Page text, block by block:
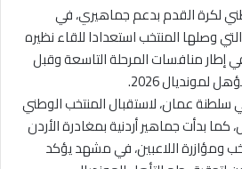
لكرة القدم بدعم جماهيري، في
وصلها المنتخب استعدادا للقاء نظيره
إطار منافسات المرحلة التاسعة وقبل
لمونديال 2026.
سلطنة عمان، لاستقبال المنتخب الوطني
بدأت جماهير أردنية بمغادرة الأردن
ومؤازرة اللاعبين، في مشهد يؤكد